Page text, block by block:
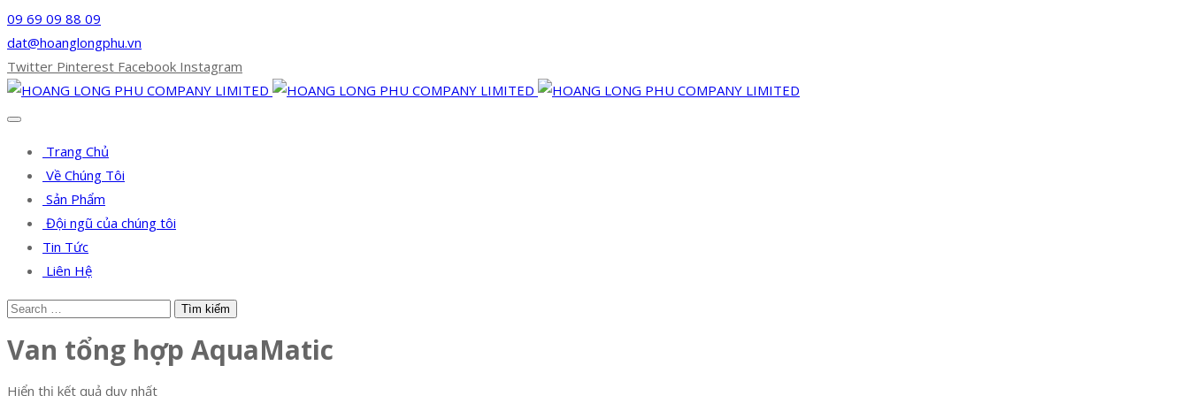
09 69 09 88 09
dat@hoanglongphu.vn
Twitter Pinterest Facebook Instagram
Trang Chủ
Về Chúng Tôi
Sản Phẩm
Đội ngũ của chúng tôi
Tin Tức
Liên Hệ
Van tổng hợp AquaMatic
Hiển thị kết quả duy nhất